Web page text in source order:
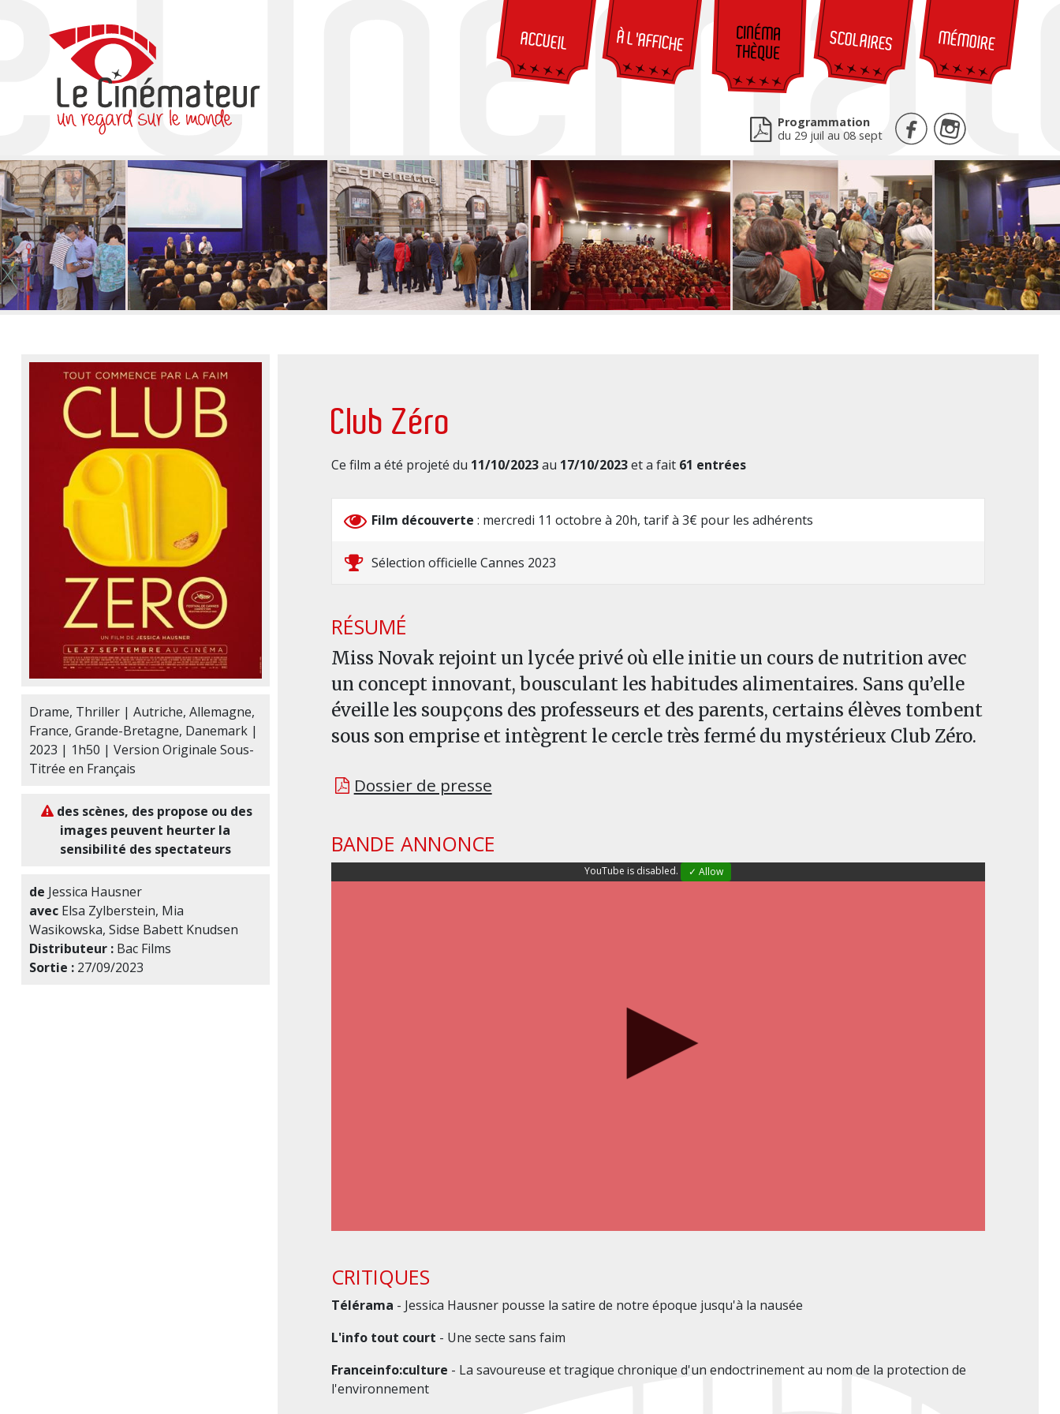
ACCUEIL À L'AFFICHE
CINÉMA
THÈQUE
SCOLAIRES MÉMOIRE
Programmation
du 29 juil au 08 sept
Drame, Thriller | Autriche, Allemagne,
France, Grande-Bretagne, Danemark |
2023 | 1h50 | Version Originale Sous-
Titrée en Français
des scènes, des propose ou des
images peuvent heurter la
sensibilité des spectateurs
de Jessica Hausner
avec Elsa Zylberstein, Mia
Wasikowska, Sidse Babett Knudsen
Distributeur : Bac Films
Sortie : 27/09/2023
Club Zéro
Ce film a été projeté du 11/10/2023au 17/10/2023et a fait 61 entrées
Film découverte : mercredi 11 octobre à 20h, tarif à 3€ pour les adhérents
Sélection officielle Cannes 2023
RÉSUMÉ
Miss Novak rejoint un lycée privé où elle initie un cours de nutrition avec
un concept innovant, bousculant les habitudes alimentaires. Sans qu’elle
éveille les soupçons des professeurs et des parents, certains élèves tombent
sous son emprise et intègrent le cercle très fermé du mystérieux Club Zéro.
Dossier de presse
BANDE ANNONCE
YouTube is disabled. ✓ Allow
CRITIQUES
Télérama - Jessica Hausner pousse la satire de notre époque jusqu'à la nausée
L'info tout court - Une secte sans faim
Franceinfo:culture - La savoureuse et tragique chronique d'un endoctrinement au nom de la protection de
l'environnement